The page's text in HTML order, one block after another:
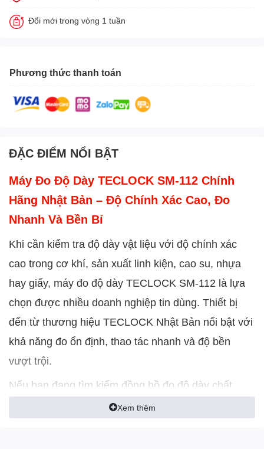
Đổi mới trong vòng 1 tuần
Phương thức thanh toán
ĐẶC ĐIỂM NỔI BẬT
Máy Đo Độ Dày TECLOCK SM-112 Chính
Hãng Nhật Bản – Độ Chính Xác Cao, Đo
Nhanh Và Bền Bỉ
Khi cần kiểm tra độ dày vật liệu với độ chính xác
cao trong cơ khí, sản xuất linh kiện, cao su, nhựa
hay giấy, máy đo độ dày TECLOCK SM-112 là lựa
chọn được nhiều doanh nghiệp tin dùng. Thiết bị
đến từ thương hiệu TECLOCK Nhật Bản nổi bật với
khả năng đo ổn định, thao tác nhanh và độ bền
vượt trội.
Nếu bạn đang tìm kiếm đồng hồ đo độ dày chất
lượng cao, giá tốt và bảo hành uy tín, hãy lựa chọn
Xem thêm